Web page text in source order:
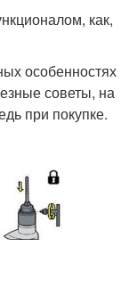
как,
особенностях
советы, на
при покупке.